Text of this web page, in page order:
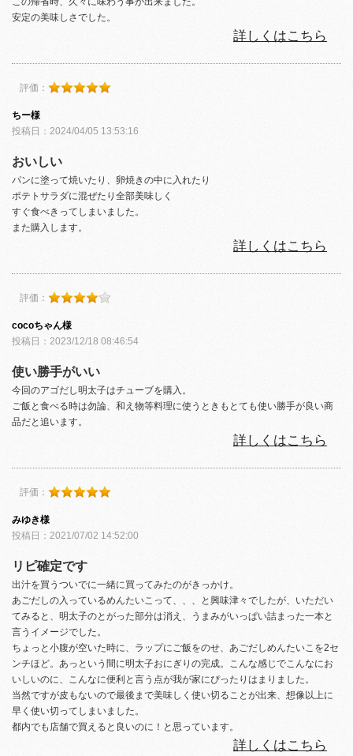
安定の美味しさでした。
詳しくはこちら
評価：
ちー様
投稿日：2024/04/05 13:53:16
おいしい
パンに塗って焼いたり、卵焼きの中に入れたり
ポテトサラダに混ぜたり全部美味しく
すぐ食べきってしまいました。
また購入します。
詳しくはこちら
評価：
cocoちゃん様
投稿日：2023/12/18 08:46:54
使い勝手がいい
今回のアゴだし明太子はチューブを購入。
ご飯と食べる時は勿論、和え物等料理に使うときもとても使い勝手が良い商
品だと追います。
詳しくはこちら
評価：
みゆき様
投稿日：2021/07/02 14:52:00
リピ確定です
出汁を買うついでに一緒に買ってみたのがきっかけ。
あごだしの入っているめんたいこって、、、と興味津々でしたが、いただい
てみると、明太子のとがった部分は消え、うまみがいっぱい詰まった一本と
言うイメージでした。
ちょっと小腹が空いた時に、ラップにご飯をのせ、あごだしめんたいこを2セ
ンチほど。あっという間に明太子おにぎりの完成。こんな感じでこんなにお
いしいのに、こんなに便利と言う点が我が家にぴったりはまりました。
当然ですが皮もないので最後まで美味しく使い切ることが出来、想像以上に
早く使い切ってしまいました。
都内でも店舗で買えると良いのに！と思っています。
詳しくはこちら